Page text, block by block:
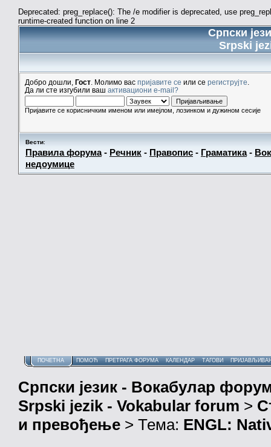
Deprecated: preg_replace(): The /e modifier is deprecated, use
runtime-created function on line 2
Српски
Srpski
Добро дошли, Гост . Молимо вас пријавите се или се региструјте
Да ли сте изгубили ваш активациони e-mail?
Пријавите се корисничким именом или имејлом, лозинком и дужином сесије
Вести:
Правила форума- Речник - Правопис - Граматика-
недоумице
ПОЧЕТНА ПОМОЋ ПРЕТРАГА ФОРУМА КАЛЕНДАР ТАГОВИ
Српски језик - Вокабулар
Srpski jezik - Vokabular forum >
и превођење > Тема: ENGL: